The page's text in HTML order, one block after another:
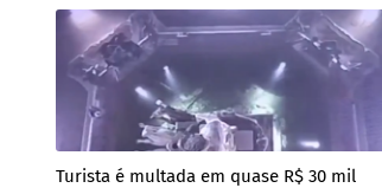
Turista é multada em quase R$ 30 mil